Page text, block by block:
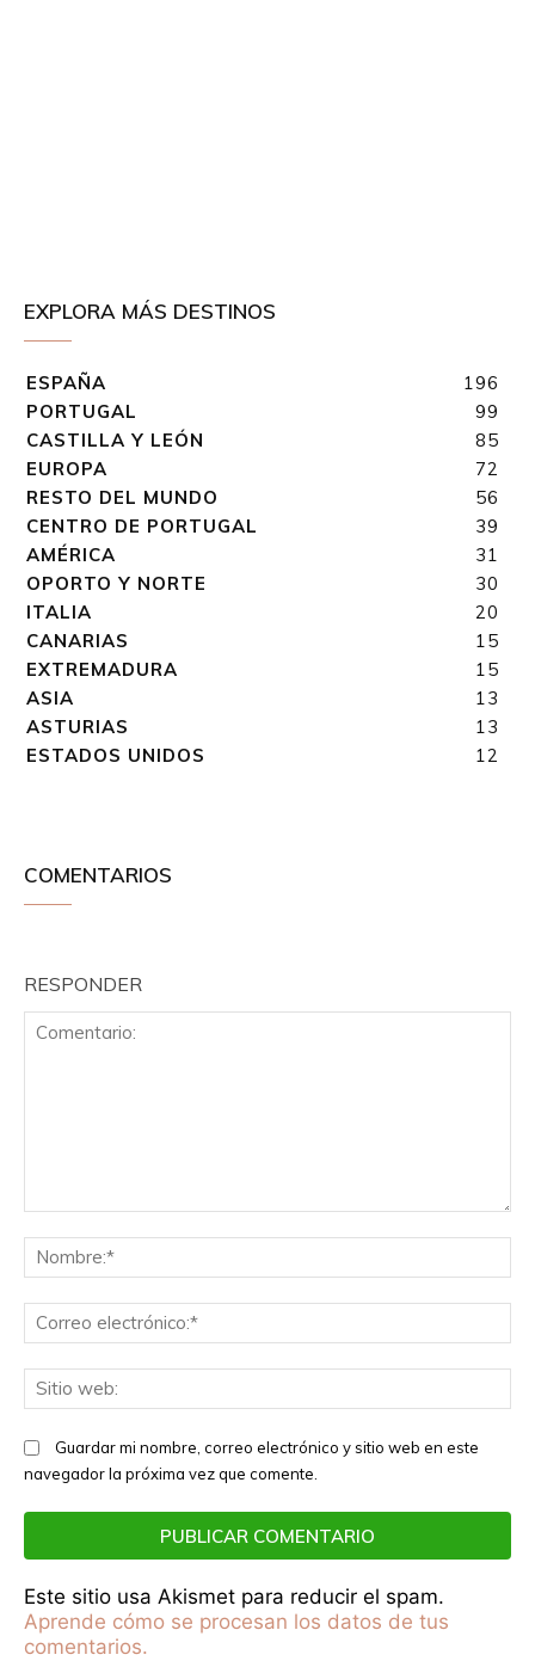
EXPLORA MÁS DESTINOS
ESPAÑA
196
PORTUGAL
99
CASTILLA Y LEÓN
85
EUROPA
72
RESTO DEL MUNDO
56
CENTRO DE PORTUGAL
39
AMÉRICA
31
OPORTO Y NORTE
30
ITALIA
20
CANARIAS
15
EXTREMADURA
15
ASIA
13
ASTURIAS
13
ESTADOS UNIDOS
12
COMENTARIOS
RESPONDER
Guardar mi nombre, correo electrónico y sitio web en este
navegador la próxima vez que comente.
Este sitio usa Akismet para reducir el spam.
Aprende cómo se procesan los datos de tus
comentarios.